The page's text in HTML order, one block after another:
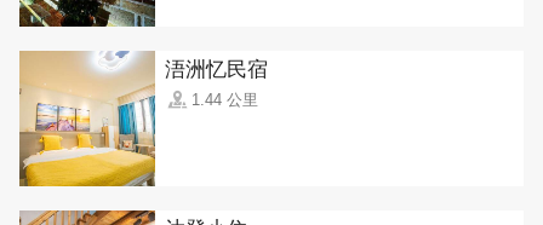
浯洲忆民宿
1.44 公里